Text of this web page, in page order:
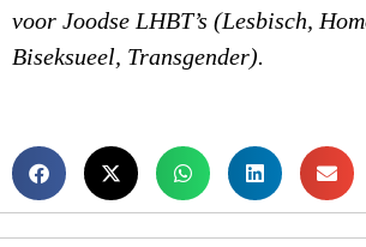
voor Joodse LHBT’s (Lesbisch,
Biseksueel, Transgender).